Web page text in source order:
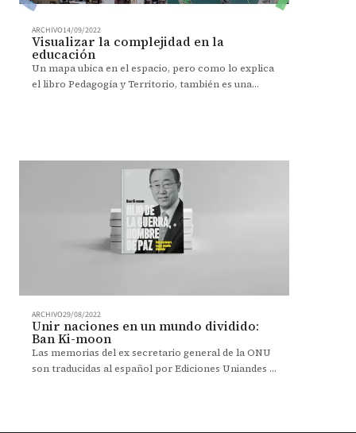
ARCHIVO14/09/2022
Visualizar la complejidad en la
educación
Un mapa ubica en el espacio, pero como lo explica
el libro Pedagogía y Territorio, también es una
ARCHIVO29/08/2022
Unir naciones en un mundo dividido:
Ban Ki-moon
Las memorias del ex secretario general de la ONU
son traducidas al español por Ediciones Uniandes y